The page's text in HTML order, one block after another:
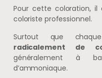
Pour cette coloration,
coloriste professionnel.
Surtout que
radicalement de
généralement à
d’ammoniaque.